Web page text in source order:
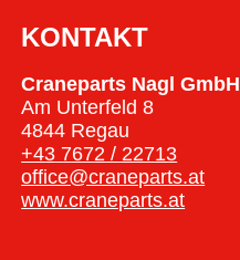
KONTAKT
Craneparts Nagl GmbH
Am Unterfeld 8
4844 Regau
+43 7672 / 22713
office@craneparts.at
www.craneparts.at